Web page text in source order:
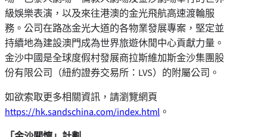
級娛樂表演，以及來往港澳的金光飛航高速渡輪服
務。公司在路氹金光大道的各物業發展專案，堅定並
持續地為建設澳門成為世界旅遊休閒中心貢獻力量。
金沙中國是全球度假村發展商拉斯維加斯金沙集團股
份有限公司（紐約證券交易所：LVS）的附屬公司。
如欲索取更多相關資訊，請瀏覽網頁
https://hk.sandschina.com/index.html 。